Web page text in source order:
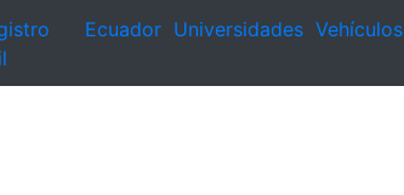
Ecuador Universidades Vehículos